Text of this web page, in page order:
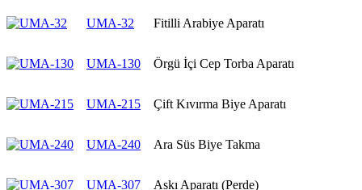
UMA-32 Fitilli Arabiye Aparatı
UMA-130 Örgü İçi Cep Torba Aparatı
UMA-215 Çift Kıvırma Biye Aparatı
UMA-240 Ara Süs Biye Takma
UMA-307 Askı Aparatı (Perde)